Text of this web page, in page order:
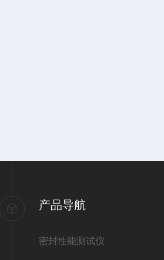
产品导航
密封性能测试仪